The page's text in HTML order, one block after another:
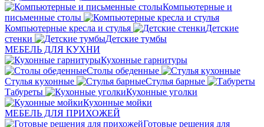
Компьютерные и
письменные столы
Компьютерные кресла и стулья
Детские
стенки
Детские тумбы
МЕБЕЛЬ ДЛЯ КУХНИ
Кухонные гарнитуры
Столы обеденные
Стулья кухонные
Стулья барные
Табуреты
Кухонные уголки
Кухонные мойки
МЕБЕЛЬ ДЛЯ ПРИХОЖЕЙ
Готовые решения для